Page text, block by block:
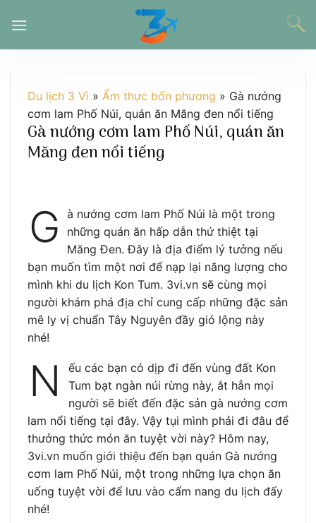
đến
Du lịch 3 Vì » Ẩm thực bốn phương » Gà nướng
cơm lam Phố Núi, quán ăn Măng đen nổi tiếng
Gà nướng cơm lam Phố Núi, quán ăn
Măng đen nổi tiếng
G
à nướng cơm lam Phố Núi là một trong
những quán ăn hấp dẫn thứ thiệt tại
Măng Đen. Đây là địa điểm lý tưởng nếu
bạn muốn tìm một nơi để nạp lại năng lượng cho
mình khi du lịch Kon Tum. 3vi.vn sẽ cùng mọi
người khám phá địa chỉ cung cấp những đặc sản
mê ly vị chuẩn Tây Nguyên đầy gió lộng này
nhé!
N
ếu các bạn có dịp đi đến vùng đất Kon
Tum bạt ngàn núi rừng này, ắt hẳn mọi
người sẽ biết đến đặc sản gà nướng cơm
lam nổi tiếng tại đây. Vậy tụi mình phải đi đâu để
thưởng thức món ăn tuyệt vời này? Hôm nay,
3vi.vn muốn giới thiệu đến bạn quán Gà nướng
cơm lam Phố Núi, một trong những lựa chọn ăn
uống tuyệt vời để lưu vào cẩm nang du lịch đấy
nhé!